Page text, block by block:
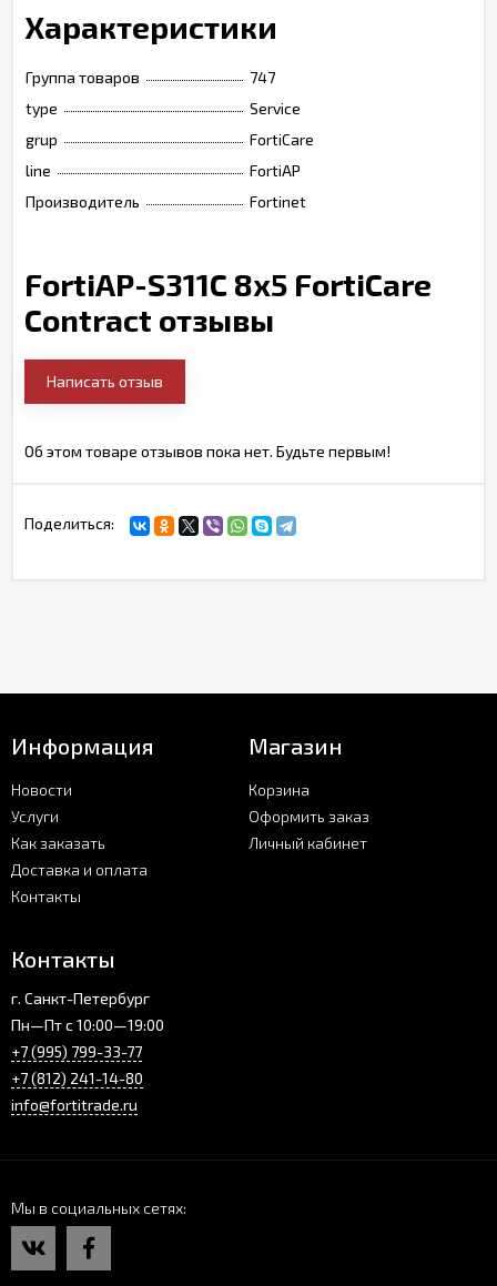
Характеристики
Группа товаров
747
type
Service
grup
FortiCare
line
FortiAP
Производитель
Fortinet
FortiAP-S311C 8x5 FortiCare
Contract отзывы
Написать отзыв
Об этом товаре отзывов пока нет. Будьте первым!
Поделиться:
Информация
Новости
Услуги
Как заказать
Доставка и оплата
Контакты
Магазин
Корзина
Оформить заказ
Личный кабинет
Контакты
г. Санкт-Петербург
Пн—Пт с 10:00—19:00
+7 (995) 799-33-77
+7 (812) 241-14-80
info@fortitrade.ru
Мы в социальных сетях